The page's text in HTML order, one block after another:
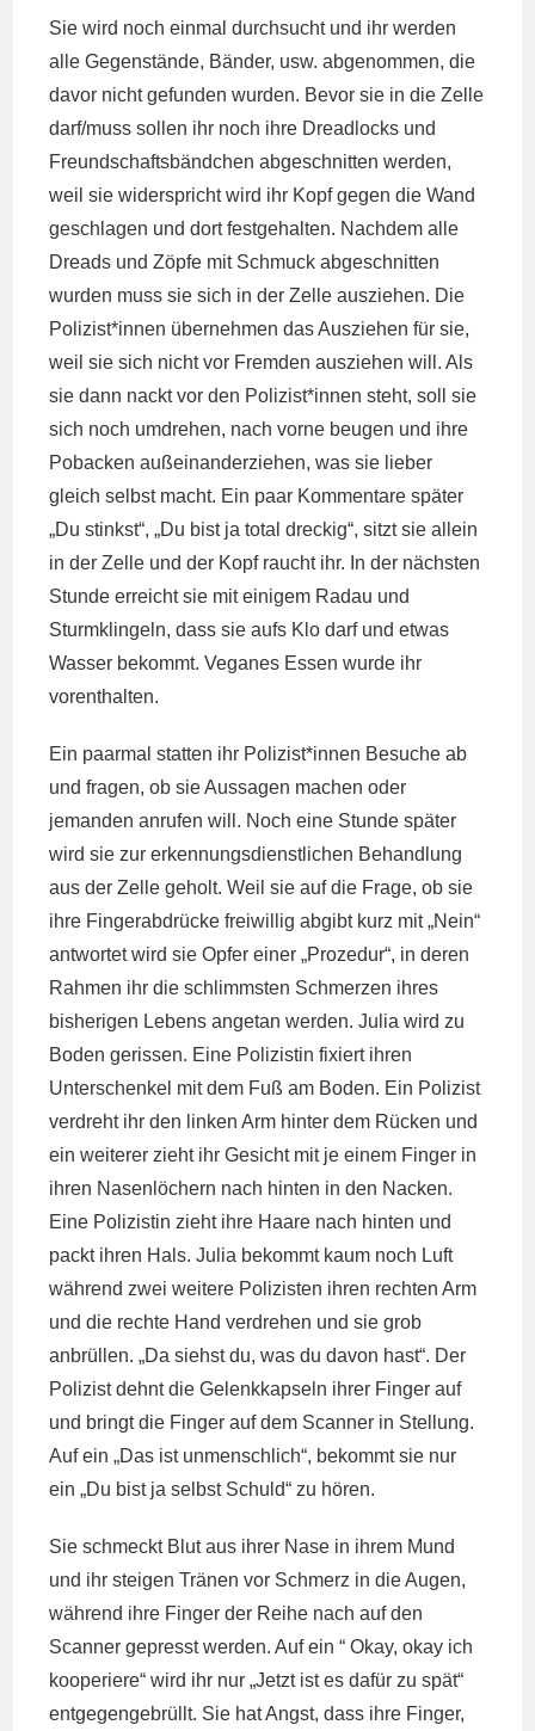
Sie wird noch einmal durchsucht und ihr werden
alle Gegenstände, Bänder, usw. abgenommen, die
davor nicht gefunden wurden. Bevor sie in die Zelle
darf/muss sollen ihr noch ihre Dreadlocks und
Freundschaftsbändchen abgeschnitten werden,
weil sie widerspricht wird ihr Kopf gegen die Wand
geschlagen und dort festgehalten. Nachdem alle
Dreads und Zöpfe mit Schmuck abgeschnitten
wurden muss sie sich in der Zelle ausziehen. Die
Polizist*innen übernehmen das Ausziehen für sie,
weil sie sich nicht vor Fremden ausziehen will. Als
sie dann nackt vor den Polizist*innen steht, soll sie
sich noch umdrehen, nach vorne beugen und ihre
Pobacken außeinanderziehen, was sie lieber
gleich selbst macht. Ein paar Kommentare später
„Du stinkst“, „Du bist ja total dreckig“, sitzt sie allein
in der Zelle und der Kopf raucht ihr. In der nächsten
Stunde erreicht sie mit einigem Radau und
Sturmklingeln, dass sie aufs Klo darf und etwas
Wasser bekommt. Veganes Essen wurde ihr
vorenthalten.
Ein paarmal statten ihr Polizist*innen Besuche ab
und fragen, ob sie Aussagen machen oder
jemanden anrufen will. Noch eine Stunde später
wird sie zur erkennungsdienstlichen Behandlung
aus der Zelle geholt. Weil sie auf die Frage, ob sie
ihre Fingerabdrücke freiwillig abgibt kurz mit „Nein“
antwortet wird sie Opfer einer „Prozedur“, in deren
Rahmen ihr die schlimmsten Schmerzen ihres
bisherigen Lebens angetan werden. Julia wird zu
Boden gerissen. Eine Polizistin fixiert ihren
Unterschenkel mit dem Fuß am Boden. Ein Polizist
verdreht ihr den linken Arm hinter dem Rücken und
ein weiterer zieht ihr Gesicht mit je einem Finger in
ihren Nasenlöchern nach hinten in den Nacken.
Eine Polizistin zieht ihre Haare nach hinten und
packt ihren Hals. Julia bekommt kaum noch Luft
während zwei weitere Polizisten ihren rechten Arm
und die rechte Hand verdrehen und sie grob
anbrüllen. „Da siehst du, was du davon hast“. Der
Polizist dehnt die Gelenkkapseln ihrer Finger auf
und bringt die Finger auf dem Scanner in Stellung.
Auf ein „Das ist unmenschlich“, bekommt sie nur
ein „Du bist ja selbst Schuld“ zu hören.
Sie schmeckt Blut aus ihrer Nase in ihrem Mund
und ihr steigen Tränen vor Schmerz in die Augen,
während ihre Finger der Reihe nach auf den
Scanner gepresst werden. Auf ein “ Okay, okay ich
kooperiere“ wird ihr nur „Jetzt ist es dafür zu spät“
entgegengebrüllt. Sie hat Angst, dass ihre Finger,